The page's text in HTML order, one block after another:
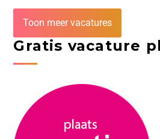
Toon meer vacatures
Gratis vacature